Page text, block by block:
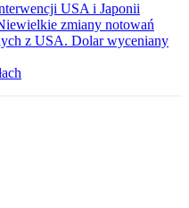
USA i Japonii
zmiany notowań
z USA. Dolar wyceniany